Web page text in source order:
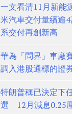
一文看清11月新
米汽車交付量續
系交付再創新高
華為「問界」車廠
調入港股通標的證
特朗普稱已決定下
選 12月減息0.25